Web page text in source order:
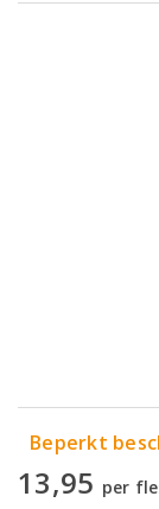
Beperkt
13,95 per